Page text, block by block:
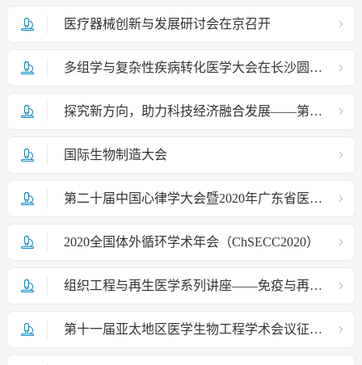
医疗器械创新与发展研讨会在京召开
多组学与复杂性疾病转化医学大会在长沙圆满召开
探究新方向，助力科技经济融合发展——第三届京津智慧医疗创新论坛顺利召开
国际生物制造大会
第二十届中国心律学大会暨2020年广东省医学会心脏起搏与电生理学学术年会
2020全国体外循环学术年会（ChSECC2020）
组织工程与再生医学系列讲座——免疫与再生医学
第十一届亚太地区医学生物工程学术会议征文通知（APCMBE 2020）